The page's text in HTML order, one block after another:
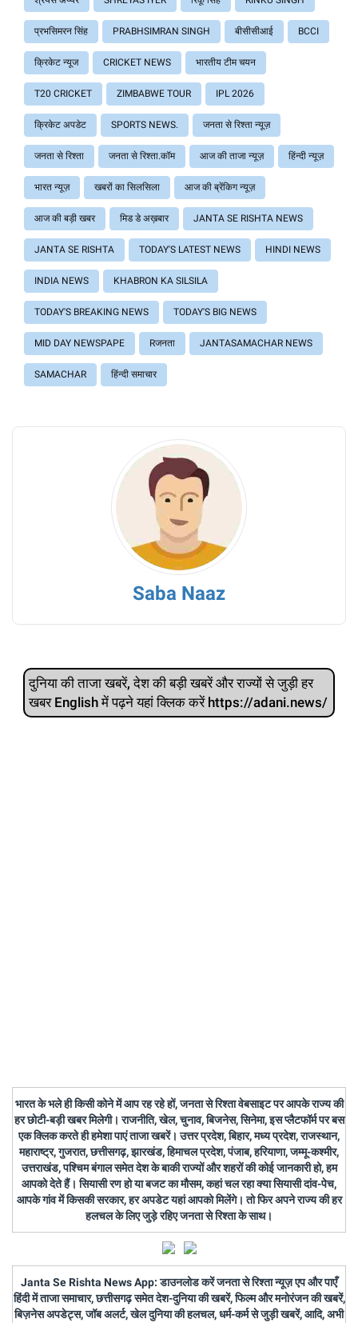
प्रभसिमरन सिंह PRABHSIMRAN SINGH बीसीसीआई BCCI
क्रिकेट न्यूज CRICKET NEWS भारतीय टीम चयन
T20 CRICKET ZIMBABWE TOUR IPL 2026
क्रिकेट अपडेट SPORTS NEWS. जनता से रिश्ता न्यूज़
जनता से रिश्ता जनता से रिश्ता.कॉम आज की ताजा न्यूज़ हिंन्दी न्यूज़
भारत न्यूज़ खबरों का सिलसिला आज की ब्रेंकिग न्यूज़
आज की बड़ी खबर मिड डे अख़बार JANTA SE RISHTA NEWS
JANTA SE RISHTA TODAY'S LATEST NEWS HINDI NEWS
INDIA NEWS KHABRON KA SILSILA
TODAY'S BREAKING NEWS TODAY'S BIG NEWS
MID DAY NEWSPAPE Rजनता JANTASAMACHAR NEWS
SAMACHAR हिंन्दी समाचार
Saba Naaz
दुनिया की ताजा खबरें, देश की बड़ी खबरें और राज्‍यों से जुड़ी हर
खबर English में पढ़ने यहां क्लिक करें https://adani.news/
भारत के भले ही किसी कोने में आप रह रहे हों, जनता से रिश्ता वेबसाइट पर आपके राज्य की
हर छोटी-बड़ी खबर मिलेगी। राजनीति, खेल, चुनाव, बिजनेस, सिनेमा, इस प्लैटफॉर्म पर बस
एक क्लिक करते ही हमेशा पाएं ताजा खबरें। उत्तर प्रदेश, बिहार, मध्य प्रदेश, राजस्थान,
महाराष्ट्र, गुजरात, छत्तीसगढ़, झारखंड, हिमाचल प्रदेश, पंजाब, हरियाणा, जम्मू-कश्मीर,
उत्तराखंड, पश्चिम बंगाल समेत देश के बाकी राज्यों और शहरों की कोई जानकारी हो, हम
आपको देते हैं। सियासी रण हो या बजट का मौसम, कहां चल रहा क्या सियासी दांव-पेच,
आपके गांव में किसकी सरकार, हर अपडेट यहां आपको मिलेंगे। तो फिर अपने राज्य की हर
हलचल के लिए जुड़े रहिए जनता से रिश्ता के साथ।
Janta Se Rishta News App: डाउनलोड करें जनता से रिश्ता न्यूज़ एप और पाएँ
हिंदी में ताजा समाचार, छत्तीसगढ़ समेत देश-दुनिया की खबरें, फिल्म और मनोरंजन की खबरें,
बिज़नेस अपडेट्स, जॉब अलर्ट, खेल दुनिया की हलचल, धर्म-कर्म से जुड़ी खबरें, आदि, अभी